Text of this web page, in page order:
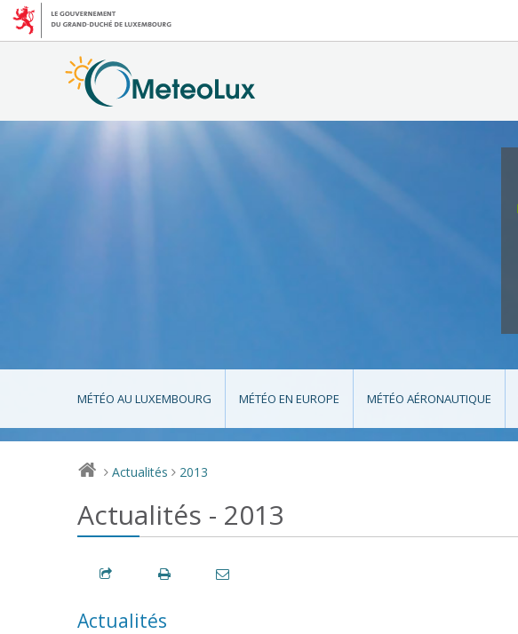
MÉTÉO AU LUXEMBOURG MÉTÉO EN EUROPE MÉTÉO AÉRONAUTIQUE
> Actualités > 2013
Actualités - 2013
Actualités